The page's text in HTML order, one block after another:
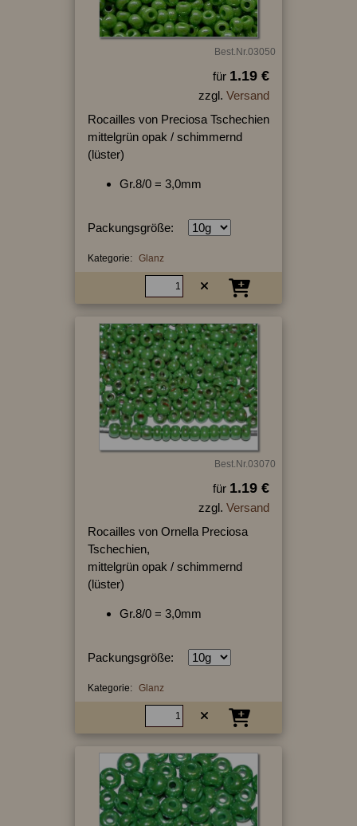
Best.Nr.03050
für 1.19 €
zzgl. Versand
Rocailles von Preciosa Tschechien
mittelgrün opak / schimmernd
(lüster)
Gr.8/0 = 3,0mm
Packungsgröße:
Kategorie: Glanz
Best.Nr.03070
für 1.19 €
zzgl. Versand
Rocailles von Ornella Preciosa
Tschechien,
mittelgrün opak / schimmernd
(lüster)
Gr.8/0 = 3,0mm
Packungsgröße:
Kategorie: Glanz